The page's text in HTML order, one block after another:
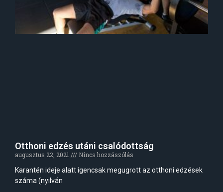
Otthoni edzés utáni csalódottság
augusztus 22, 2021
Nincs hozzászólás
Karantén ideje alatt igencsak megugrott az otthoni edzések
száma (nyilván